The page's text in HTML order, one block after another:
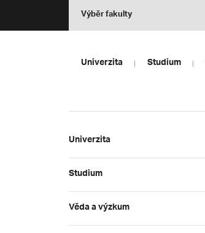
Výběr fakulty
Univerzita Studium
Univerzita
Studium
Věda a výzkum